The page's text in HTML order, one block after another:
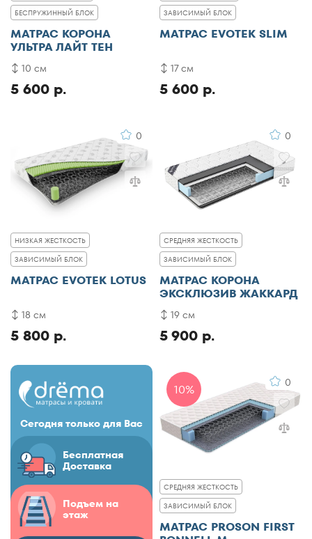
БЕСПРУЖИННЫЙ БЛОК
МАТРАС КОРОНА
УЛЬТРА ЛАЙТ ТЕН
5 600 р.
10 см
ЗАВИСИМЫЙ БЛОК
МАТРАС EVOTEK SLIM
5 600 р.
17 см
0
НИЗКАЯ ЖЕСТКОСТЬ
ЗАВИСИМЫЙ БЛОК
МАТРАС EVOTEK LOTUS
5 800 р.
18 см
0
СРЕДНЯЯ ЖЕСТКОСТЬ
ЗАВИСИМЫЙ БЛОК
МАТРАС КОРОНА
ЭКСКЛЮЗИВ ЖАККАРД
5 900 р.
19 см
Сегодня только для Вас
Бесплатная
Доставка
Подъем на
этаж
10% 0
СРЕДНЯЯ ЖЕСТКОСТЬ
ЗАВИСИМЫЙ БЛОК
МАТРАС PROSON FIRST